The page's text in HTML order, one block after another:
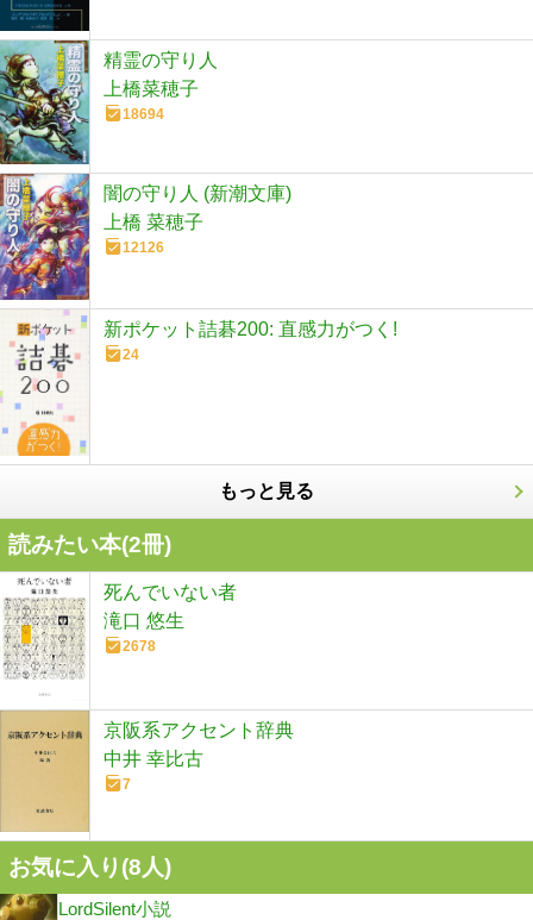
精霊の守り人
上橋菜穂子
18694
闇の守り人 (新潮文庫)
上橋 菜穂子
12126
新ポケット詰碁200: 直感力がつく!
24
もっと見る
読みたい本(2冊)
死んでいない者
滝口 悠生
2678
京阪系アクセント辞典
中井 幸比古
7
お気に入り(8人)
LordSilent小説